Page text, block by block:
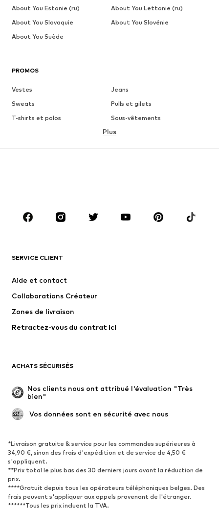
PROMOS
Vestes
Jeans
Sweats
Pulls et gilets
T-shirts et polos
Sous-vêtements
Chemises
Manteaux
Costumes et vestes de
VÊTEMENTS
T-shirts et polos
Pantalons
Sous-vêtements
Costumes et vestes classiques
Maillots de bain
Grandes tailles
Nouveautés
Boots et bottes
Baskets
SPORT
Vêtements de sport
Chaussures de sport
Sacs à dos et sacs de sport
Accessoires de sport
Plus
SERVICE CLIENT
Aide et contact
Collaborations Créateur
Zones de livraison
Retractez-vous du contrat ici
ACHATS SÉCURISÉS
Nos clients nous ont attribué l'évaluation "Très
bien"
Vos données sont en sécurité avec nous
*Livraison gratuite & service pour les commandes supérieures à
34,90 €, sinon des frais d'expédition et de service de 4,50 €
s'appliquent.
**Prix total le plus bas des 30 derniers jours avant la réduction de
prix.
****Gratuit depuis tous les opérateurs téléphoniques belges. Des
frais peuvent s'appliquer aux appels provenant de l'étranger.
******Tous les prix incluent la TVA.
About You Estonie (ru)
About You Lettonie (ru)
About You Slovaquie
About You Slovénie
About You Suède